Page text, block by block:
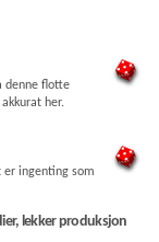
denne flotte
her.
ingenting som
lekker produksjon